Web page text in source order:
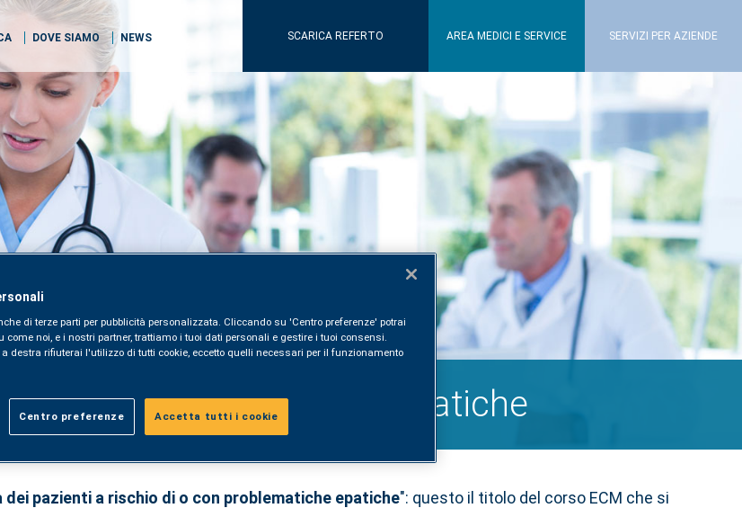
DOVE SIAMO NEWS SCARICA REFERTO AREA MEDICI E SERVICE SERVIZI PER AZIENDE
sierici e problematiche epatiche
pazienti a rischio di o con problematiche epatiche": questo il titolo del corso ECM che si
di terze parti per pubblicità personalizzata. Cliccando su 'Centro preferenze' potrai
noi, e i nostri partner, trattiamo i tuoi dati personali e gestire i tuoi consensi.
destra rifiuterai l'utilizzo di tutti cookie, eccetto quelli necessari per il funzionamento
Centro preferenze Accetta tutti i cookie